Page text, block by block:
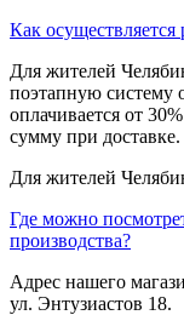
Как осуществляется
Для жителей
поэтапную систему
оплачивается от
сумму при доставке.
Для жителей
Где можно
производства?
Адрес нашего
ул. Энтузиастов 18.